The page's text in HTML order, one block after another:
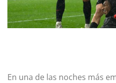
En una de las noches más